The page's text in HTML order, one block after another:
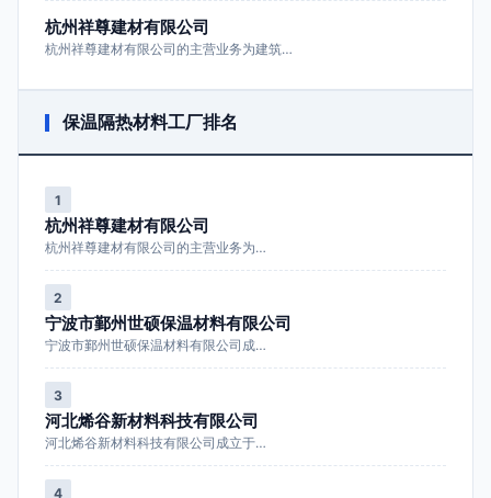
杭州祥尊建材有限公司
杭州祥尊建材有限公司的主营业务为建筑…
保温隔热材料工厂排名
1
杭州祥尊建材有限公司
杭州祥尊建材有限公司的主营业务为…
2
宁波市鄞州世硕保温材料有限公司
宁波市鄞州世硕保温材料有限公司成…
3
河北烯谷新材料科技有限公司
河北烯谷新材料科技有限公司成立于…
4